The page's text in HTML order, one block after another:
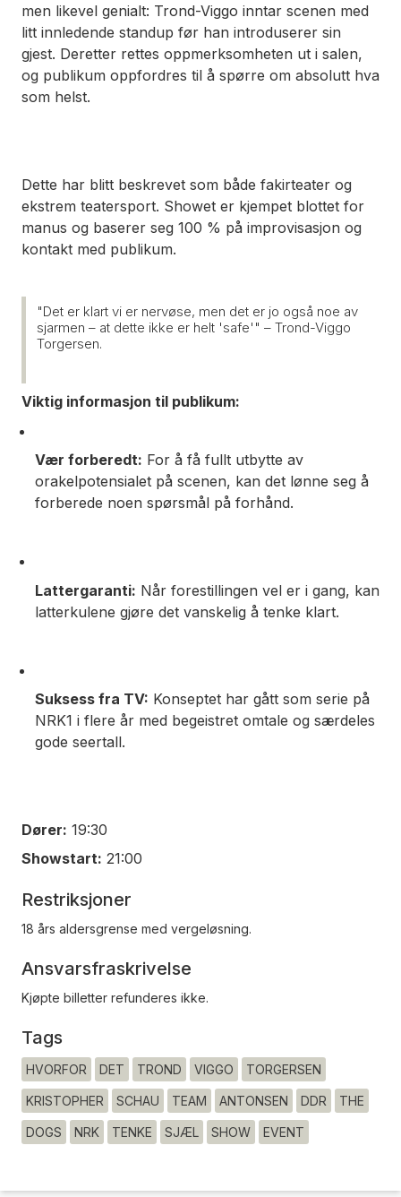
men likevel genialt: Trond-Viggo inntar scenen med
litt innledende standup før han introduserer sin
gjest. Deretter rettes oppmerksomheten ut i salen,
og publikum oppfordres til å spørre om absolutt hva
som helst.
Dette har blitt beskrevet som både fakirteater og
ekstrem teatersport. Showet er kjempet blottet for
manus og baserer seg 100 % på improvisasjon og
kontakt med publikum.
"Det er klart vi er nervøse, men det er jo også noe av
sjarmen – at dette ikke er helt 'safe'" – Trond-Viggo
Torgersen.
Viktig informasjon til publikum:
Vær forberedt: For å få fullt utbytte av
orakelpotensialet på scenen, kan det lønne seg å
forberede noen spørsmål på forhånd.
Lattergaranti: Når forestillingen vel er i gang, kan
latterkulene gjøre det vanskelig å tenke klart.
Suksess fra TV: Konseptet har gått som serie på
NRK1 i flere år med begeistret omtale og særdeles
gode seertall.
Dører: 19:30
Showstart: 21:00
Restriksjoner
18 års aldersgrense med vergeløsning.
Ansvarsfraskrivelse
Kjøpte billetter refunderes ikke.
Tags
HVORFOR DET TROND VIGGO TORGERSEN
KRISTOPHER SCHAU TEAM ANTONSEN DDR THE
DOGS NRK TENKE SJÆL SHOW EVENT